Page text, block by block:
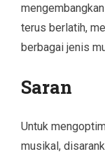
terus berlatih,
berbagai jenis
Saran
Untuk
musikal,